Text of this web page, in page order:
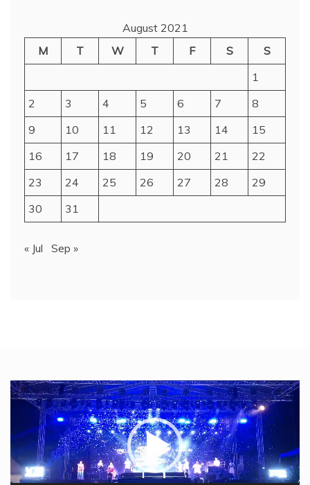
August 2021
M
T W T F S
S
1
2
3 4 5 6 7
8
9
10 11 12 13 14
15
16
17 18 19 20 21
22
23
24 25 26 27 28
29
30
31
« Jul Sep »
Video
Player